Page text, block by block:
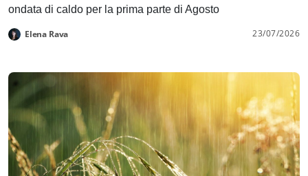
ondata di caldo per la prima parte di Agosto
Elena Rava 23/07/2026